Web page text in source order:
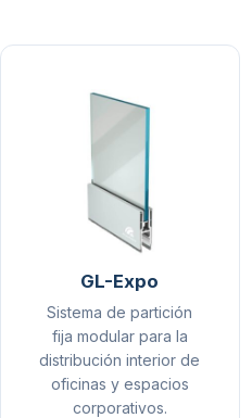
GL-Expo
Sistema de partición
fija modular para la
distribución interior de
oficinas y espacios
corporativos.